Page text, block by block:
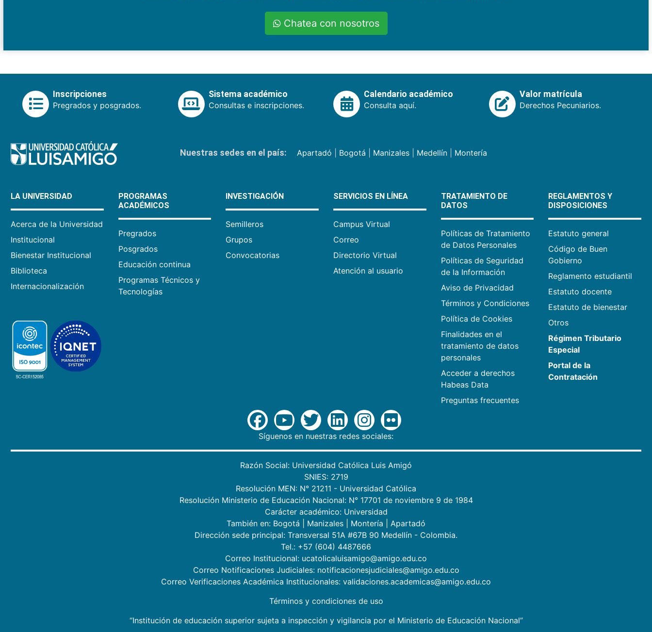
Chatea con nosotros
Inscripciones
Pregrados y posgrados.
Sistema académico
Consultas e inscripciones.
Calendario académico
Consulta aquí.
Valor matrícula
Derechos Pecuniarios.
Nuestras sedes en el país: Apartadó Bogotá Manizales| Medellín| Montería
LA UNIVERSIDAD
Acerca de la Universidad
Institucional
Bienestar Institucional
Biblioteca
Internacionalización
PROGRAMAS
ACADÉMICOS
Pregrados
Posgrados
Educación continua
Programas Técnicos y
Tecnologías
INVESTIGACIÓN
Semilleros
Grupos
Convocatorias
SERVICIOS EN LÍNEA
Campus Virtual
Correo
Directorio Virtual
Atención al usuario
TRATAMIENTO DE
DATOS
Políticas de Tratamiento
de Datos Personales
Políticas de Seguridad
de la Información
Aviso de Privacidad
Términos y Condiciones
Política de Cookies
Finalidades en el
tratamiento de datos
personales
Acceder a derechos
Habeas Data
Preguntas frecuentes
REGLAMENTOS Y
DISPOSICIONES
Estatuto general
Código de Buen
Gobierno
Reglamento estudiantil
Estatuto docente
Estatuto de bienestar
Otros
Régimen Tributario
Especial
Portal de la
Contratación
Síguenos en nuestras redes sociales:
Razón Social: Universidad Católica Luis Amigó
SNIES: 2719
Resolución MEN: N° 21211 - Universidad Católica
Resolución Ministerio de Educación Nacional: N° 17701 de noviembre 9 de 1984
Carácter académico: Universidad
También en: Bogotá Manizales Montería
Apartadó
Dirección sede principal: Transversal 51A #67B 90 Medellín - Colombia.
Tel.: +57 (604) 4487666
Correo Institucional: ucatolicaluisamigo@amigo.edu.co
Correo Notificaciones Judiciales: notificacionesjudiciales@amigo.edu.co
Correo Verificaciones Académica Institucionales: validaciones.academicas@amigo.edu.co
Términos y condiciones de uso
“Institución de educación superior sujeta a inspección y vigilancia por el Ministerio de Educación Nacional”